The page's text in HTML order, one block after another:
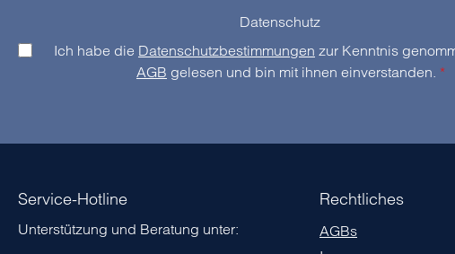
Datenschutz
Ich habe die Datenschutzbestimmungen
AGB gelesen und bin mit ihnen einverstanden. *
Service-Hotline
Unterstützung und Beratung unter:
Rechtliches
AGBs